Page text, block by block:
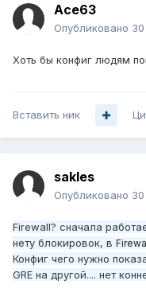
Ace63
Опубликовано
Хоть бы конфиг людям
Вставить ник
sakles
Опубликовано
Firewall? сначала
нету блокировок, в
Конфиг чего нужно
GRE на другой.... нет